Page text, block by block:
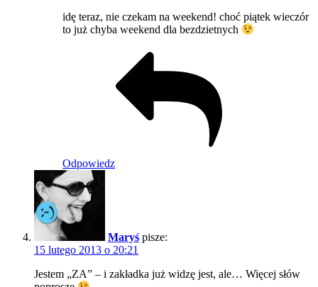
idę teraz, nie czekam na weekend! choć piątek wieczór
to już chyba weekend dla bezdzietnych
Odpowiedz
Maryś pisze:
15 lutego 2013 o 20:21
Jestem „ZA” – i zakładka już widzę jest, ale… Więcej słów